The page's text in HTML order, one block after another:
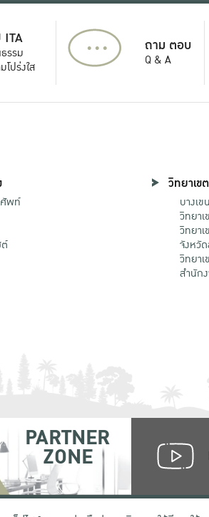
ITA
รรม
โปร่งใส
... ถาม ตอบ
Q & A
ศัพท์
วิทยาเขต
บางเขน
วิทยา
วิทยา
จังหวั
วิทยาเ
สำนัก
PARTNER
ZONE